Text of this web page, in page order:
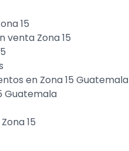
15
venta Zona 15
en Zona 15 Guatemala
Guatemala
15